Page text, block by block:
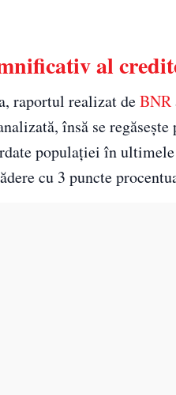
al
raportul realizat deBNR
însă se
populaţiei în
cu 3 puncte